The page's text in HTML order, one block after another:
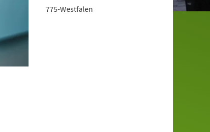
775-Westfalen